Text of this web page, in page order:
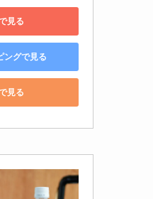
見る
ングで見る
見る